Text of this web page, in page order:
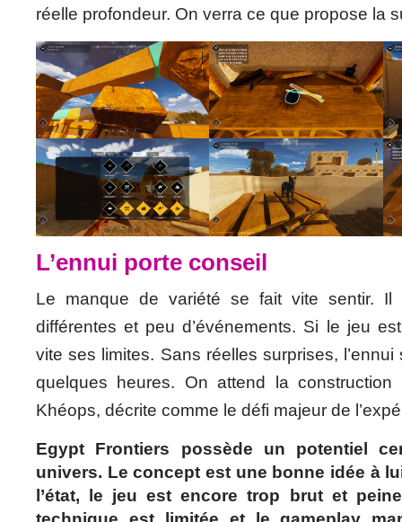
réelle profondeur. On verra ce que propose la
L’ennui porte conseil
Le manque de variété se fait vite sentir. Il
différentes et peu d’événements. Si le jeu
vite ses limites. Sans réelles surprises, l’ennui
quelques heures. On attend la
Khéops, décrite comme le défi majeur de
Egypt Frontiers possède un potentiel
univers. Le concept est une bonne idée à
l’état, le jeu est encore trop brut et